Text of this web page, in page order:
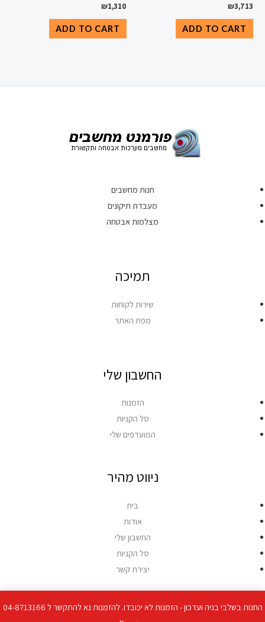
₪3,713
ADD TO CART
₪1,310
ADD TO CART
חנות מחשבים
מעבדת תיקונים
מצלמות אבטחה
תמיכה
שירות לקוחות
מפת האתר
החשבון שלי
הזמנות
סל הקניות
המועדפים שלי
ניווט מהיר
בית
אודות
החשבון שלי
סל הקניות
יצירת קשר
זכויות יוצרים © 2026 פורמ-נט מחשבים
החנות בשלבי בניה ועדכון - הזמנות לא יכובדו. להזמנות נא להתקשר ל 04-8713166